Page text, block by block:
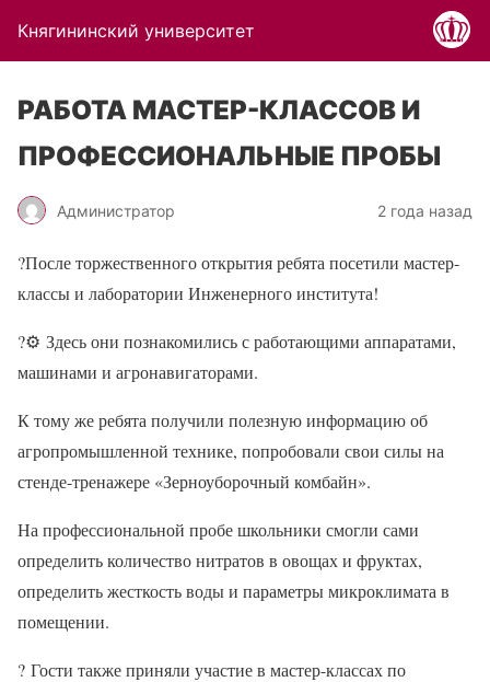
Княгининский университет
РАБОТА МАСТЕР-КЛАССОВ И
ПРОФЕССИОНАЛЬНЫЕ ПРОБЫ
Администратор 2 года назад
?После торжественного открытия ребята посетили мастер-
классы и лаборатории Инженерного института!
?⚙ Здесь они познакомились с работающими аппаратами,
машинами и агронавигаторами.
К тому же ребята получили полезную информацию об
агропромышленной технике, попробовали свои силы на
стенде-тренажере «Зерноуборочный комбайн».
На профессиональной пробе школьники смогли сами
определить количество нитратов в овощах и фруктах,
определить жесткость воды и параметры микроклимата в
помещении.
? Гости также приняли участие в мастер-классах по